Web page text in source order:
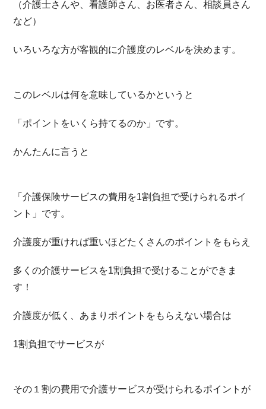
（介護士さんや、看護師さん、お医者さん、相談員さん
など）
いろいろな方が客観的に介護度のレベルを決めます。
このレベルは何を意味しているかというと
「ポイントをいくら持てるのか」です。
かんたんに言うと
「介護保険サービスの費用を1割負担で受けられるポイ
ント」です。
介護度が重ければ重いほどたくさんのポイントをもらえ
多くの介護サービスを1割負担で受けることができま
す！
介護度が低く、あまりポイントをもらえない場合は
1割負担でサービスが
その１割の費用で介護サービスが受けられるポイントが